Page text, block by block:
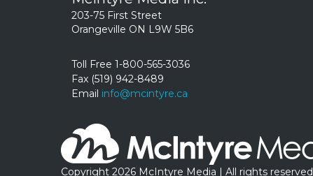
203-75 First Street
Orangeville ON L9W 5B6
Toll Free 1-800-565-3036
Fax (519) 942-8489
Email info@mcintyre.ca
Copyright 2026 McIntyre Media | All rights reserved